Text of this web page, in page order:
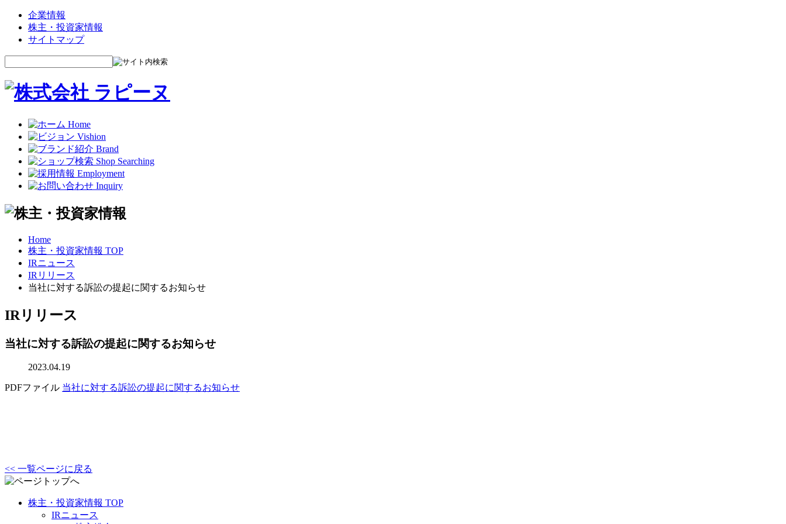
企業情報
株主・投資家情報
サイトマップ
Home
株主・投資家情報 TOP
IRニュース
IRリリース
当社に対する訴訟の提起に関するお知らせ
IRリリース
当社に対する訴訟の提起に関するお知らせ
2023.04.19
PDFファイル 当社に対する訴訟の提起に関するお知らせ
<< 一覧ページに戻る
株主・投資家情報 TOP
IRニュース